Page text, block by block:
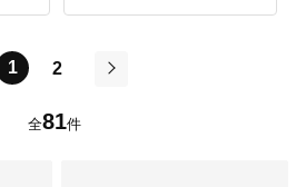
1
2
全81件